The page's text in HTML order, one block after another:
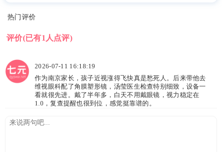
热门评价
评价(已有1人点评)
2026-07-11 16:18:19
作为南京家长，孩子近视涨得飞快真是愁死人。后来带他去
维视眼科配了角膜塑形镜，汤莹医生检查特别细致，设备一
看就很先进。戴了半年多，白天不用戴眼镜，视力稳定在
1.0，复查提醒也很到位，感觉挺靠谱的。